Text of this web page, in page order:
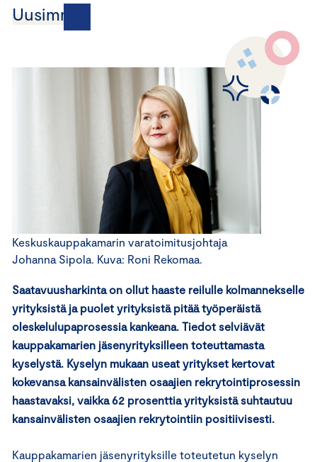
Uusimmat
Keskuskauppakamarin varatoimitusjohtaja
Johanna Sipola. Kuva: Roni Rekomaa.
Saatavuusharkinta on ollut haaste reilulle kolmannekselle
yrityksistä ja puolet yrityksistä pitää työperäistä
oleskelulupaprosessia kankeana. Tiedot selviävät
kauppakamarien jäsenyrityksilleen toteuttamasta
kyselystä. Kyselyn mukaan useat yritykset kertovat
kokevansa kansainvälisten osaajien rekrytointiprosessin
haastavaksi, vaikka 62 prosenttia yrityksistä suhtautuu
kansainvälisten osaajien rekrytointiin positiivisesti.
Kauppakamarien jäsenyrityksille toteutetun kyselyn